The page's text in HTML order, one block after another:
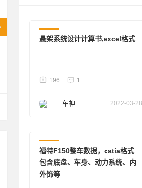
悬架系统设计计算书,excel格式
196 1
车神 2022-03-28
福特F150整车数据，catia格式
包含底盘、车身、动力系统、内
外饰等